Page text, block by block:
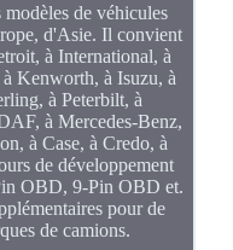
de véhicules
d'Asie. Il convient
à International, à
Kenworth, à Isuzu, à
à Peterbilt, à
à Mercedes-Benz,
à Case, à Credo, à
de développement
OBD, 9-Pin OBD et.
pour de
de camions.